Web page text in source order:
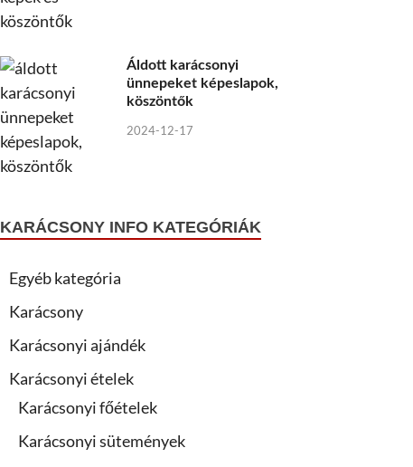
Áldott karácsonyi
ünnepeket képeslapok,
köszöntők
2024-12-17
KARÁCSONY INFO KATEGÓRIÁK
Egyéb kategória
Karácsony
Karácsonyi ajándék
Karácsonyi ételek
Karácsonyi főételek
Karácsonyi sütemények